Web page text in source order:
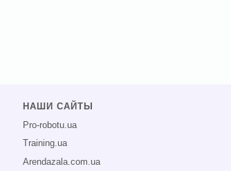
НАШИ САЙТЫ
Pro-robotu.ua
Training.ua
Arendazala.com.ua